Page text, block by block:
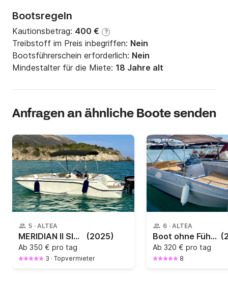
Bootsregeln
Kautionsbetrag: 400 € ?
Treibstoff im Preis inbegriffen: Nein
Bootsführerschein erforderlich: Nein
Mindestalter für die Miete: 18 Jahre alt
Anfragen an ähnliche Boote senden
5 · ALTEA
MERIDIAN II SIN LICENCIA Quicksilver 475 (2025)
Ab 350 € pro tag
3 · Topvermieter
6 · ALTEA
Boot ohne Führerschein 6 Personen
Ab 320 € pro tag
8